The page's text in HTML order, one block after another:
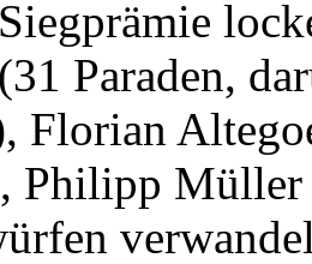
Paraden,
Florian
Philipp Müller